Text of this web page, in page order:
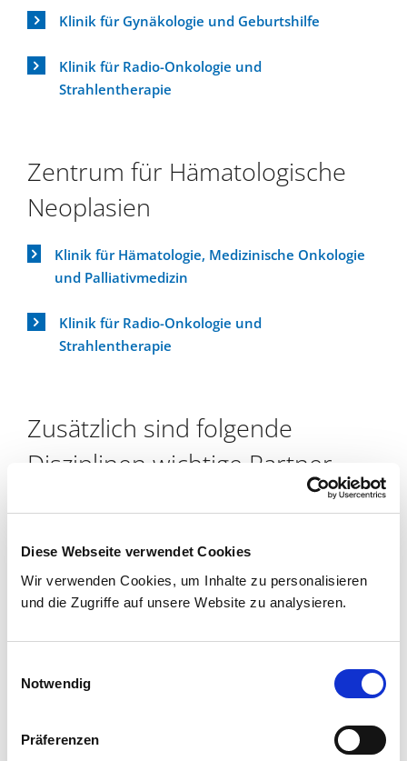
Diese Webseite verwendet Cookies
Wir verwenden Cookies, um Inhalte zu personalisieren
und die Zugriffe auf unsere Website zu analysieren.
Notwendig
Präferenzen
Klinik für Gynäkologie und Geburtshilfe
Klinik für Radio-Onkologie und
Strahlentherapie
Zentrum für Hämatologische
Neoplasien
Klinik für Hämatologie, Medizinische Onkologie
und Palliativmedizin
Klinik für Radio-Onkologie und
Strahlentherapie
Zusätzlich sind folgende
Disziplinen wichtige Partner
Strahlentherapie/Radioonkologie
Diagnostische und Interventionelle Radiologie
Nuklearmedizin
Labordiagnostik
Weitere interdisziplinäre